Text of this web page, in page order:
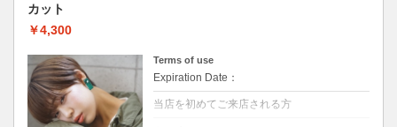
カット
￥4,300
Terms of use
Expiration Date：
当店を初めてご来店される方